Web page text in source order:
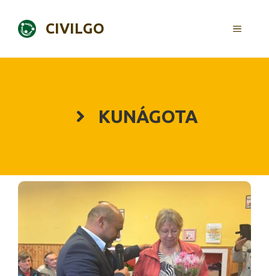
content
CIVILGO MENU
KUNÁGOTA